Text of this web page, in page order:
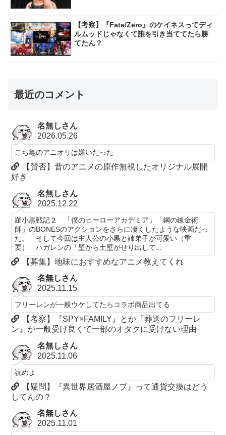
【考察】『Fate/Zero』のケイネスってディ
ルムッドじゃなくて誰を引き当ててたら勝
てたん？
最近のコメント
名無しさん
2026.05.26
こち亀のアニオリは嫌いだった
【賛否】昔のアニメの原作無視したオリジナル展開
好き
名無しさん
2025.12.22
羅小黒戦記２ 「僕のヒーローアカデミア」「鋼の錬金術
師」のBONESのアクションをさらに凄くしたような映画だっ
た。 そして今回は主人公の小黒と姉弟子が可愛い（重
要） ハガレンの「壁から土壁がせり出して...
【募集】地味におすすめなアニメ教えてくれ
名無しさん
2025.11.15
フリーレンが一般ウケしてたらコラボ商品出てる
【考察】『SPY×FAMILY』とか『葬送のフリーレ
ン』が一般受け良くて一部のオタクに受けない理由
名無しさん
2025.11.06
読めよ
【疑問】『異世界居酒屋ノブ』って通貨交換はどう
してんの？
名無しさん
2025.11.01